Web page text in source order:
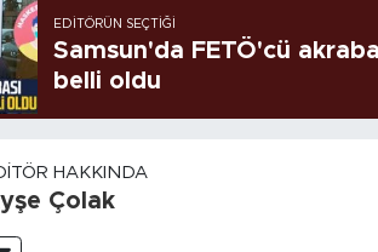
EDITÖRÜN SEÇTIĞI
Samsun'da FETÖ'cü
belli oldu
HAKKINDA
Çolak